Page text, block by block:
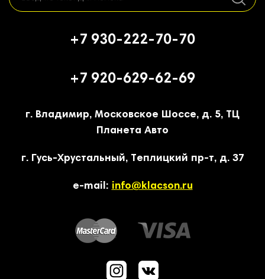
+7 930-222-70-70
+7 920-629-62-69
г. Владимир, Московское Шоссе, д. 5, ТЦ
Планета Авто
г. Гусь-Хрустальный, Теплицкий пр-т, д. 37
e-mail: info@klacson.ru